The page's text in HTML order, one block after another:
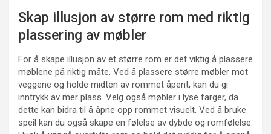
Skap illusjon av større rom med riktig
plassering av møbler
For å skape illusjon av et større rom er det viktig å plassere
møblene på riktig måte. Ved å plassere større møbler mot
veggene og holde midten av rommet åpent, kan du gi
inntrykk av mer plass. Velg også møbler i lyse farger, da
dette kan bidra til å åpne opp rommet visuelt. Ved å bruke
speil kan du også skape en følelse av dybde og romfølelse.